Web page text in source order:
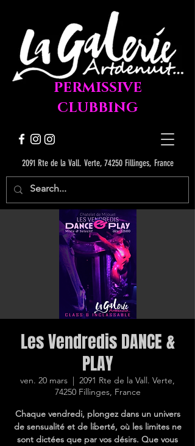
2091 Rte de la Vall. Verte, 74250 Fillinges, France
PERMISSIVE
CLUBBING
Les Vendredis DANCE &
PLAY
ven. 20 mars
  |
2091 Rte de la Vall. Verte,
74250 Fillinges, France
Chaque vendredi, plongez dans un univers
de sensualité et de liberté, où les limites ne
sont dictées que par vos désirs. Que vous